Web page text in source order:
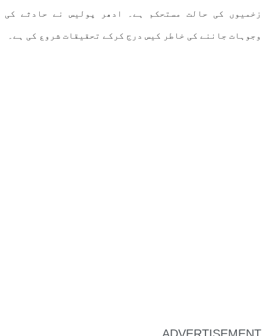
زخمیوں کی حالت مستحکم ہے۔ ادھر پولیس نے حادثے کی
وجوہات جاننے کی خاطر کیس درج کرکے تحقیقات شروع کی ہے۔